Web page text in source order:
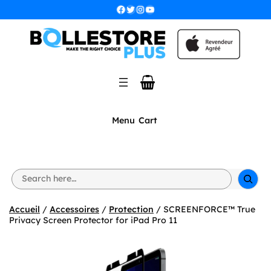
Facebook Twitter InstagramYouTube
Menu Cart
S
e
r
c
Accueil / Accessoires / Protection / SCREENFORCE™ True
Privacy Screen Protector for iPad Pro 11